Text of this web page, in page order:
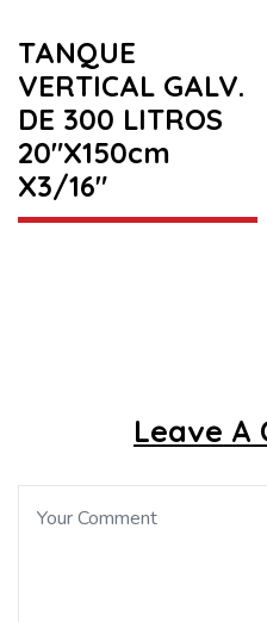
TANQUE
VERTICAL GALV.
DE 300 LITROS
20″X150cm
X3/16″
Leave A